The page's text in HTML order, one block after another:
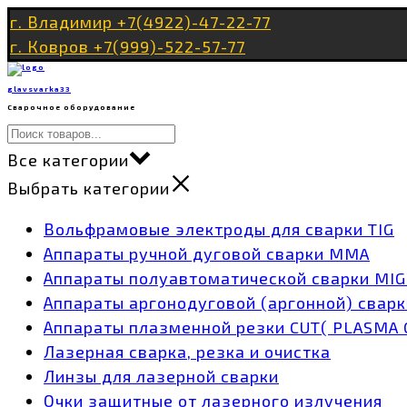
Перейти
к
содержимому
г. Владимир +7(4922)-47-22-77
г. Ковров +7(999)-522-57-77
glavsvarka33
Сварочное оборудование
Все категории
Выбрать категории
Вольфрамовые электроды для сварки TIG
Аппараты ручной дуговой сварки MMA
Аппараты полуавтоматической сварки
Аппараты аргонодуговой (аргонной)
Аппараты плазменной резки CUT( PLASMA
Лазерная сварка, резка и очистка
Линзы для лазерной сварки
Очки защитные от лазерного излучения